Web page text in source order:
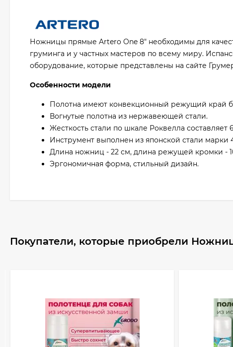
Ножницы прямые Artero One 8" необходимы для
груминга и у частных мастеров по всему миру.
оборудование, которые представлены на сайте
Особенности модели
Полотна имеют конвекционный режущий край
Вогнутые полотна из нержавеющей стали.
Жесткость стали по шкале Роквелла составляет
Инструмент выполнен из японской стали марки
Длина ножниц - 22 см, длина режущей кромки -
Эргономичная форма, стильный дизайн.
Покупатели, которые приобрели